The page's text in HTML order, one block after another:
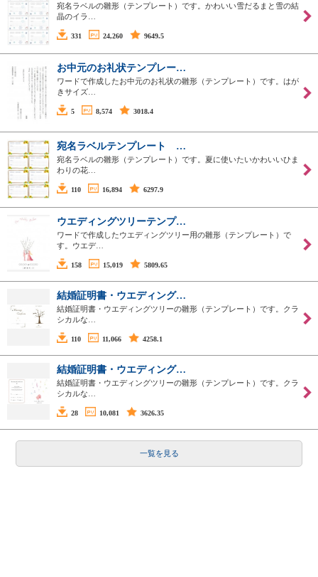
宛名ラベルの雛形（テンプレート）です。かわいい雪だるまと雪の結
晶のイラ…
331 24,260 9649.5
お中元のお礼状テンプレー…
ワードで作成したお中元のお礼状の雛形（テンプレート）です。はが
きサイズ…
5 8,574 3018.4
宛名ラベルテンプレート …
宛名ラベルの雛形（テンプレート）です。夏に使いたいかわいいひま
わりの花…
110 16,894 6297.9
ウエディングツリーテンプ…
ワードで作成したウエディングツリー用の雛形（テンプレート）で
す。ウエデ…
158 15,019 5809.65
結婚証明書・ウエディング…
結婚証明書・ウエディングツリーの雛形（テンプレート）です。クラ
シカルな…
110 11,066 4258.1
結婚証明書・ウエディング…
結婚証明書・ウエディングツリーの雛形（テンプレート）です。クラ
シカルな…
28 10,081 3626.35
一覧を見る